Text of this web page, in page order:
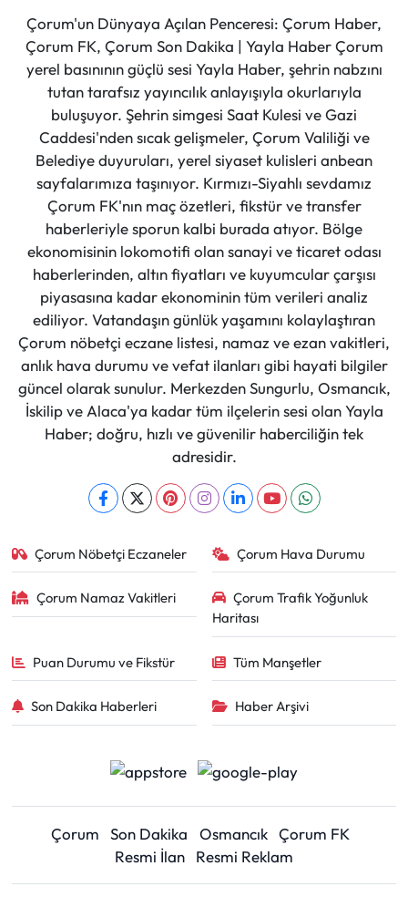
Çorum'un Dünyaya Açılan Penceresi: Çorum Haber,
Çorum FK, Çorum Son Dakika | Yayla Haber Çorum
yerel basınının güçlü sesi Yayla Haber, şehrin nabzını
tutan tarafsız yayıncılık anlayışıyla okurlarıyla
buluşuyor. Şehrin simgesi Saat Kulesi ve Gazi
Caddesi'nden sıcak gelişmeler, Çorum Valiliği ve
Belediye duyuruları, yerel siyaset kulisleri anbean
sayfalarımıza taşınıyor. Kırmızı-Siyahlı sevdamız
Çorum FK'nın maç özetleri, fikstür ve transfer
haberleriyle sporun kalbi burada atıyor. Bölge
ekonomisinin lokomotifi olan sanayi ve ticaret odası
haberlerinden, altın fiyatları ve kuyumcular çarşısı
piyasasına kadar ekonominin tüm verileri analiz
ediliyor. Vatandaşın günlük yaşamını kolaylaştıran
Çorum nöbetçi eczane listesi, namaz ve ezan vakitleri,
anlık hava durumu ve vefat ilanları gibi hayati bilgiler
güncel olarak sunulur. Merkezden Sungurlu, Osmancık,
İskilip ve Alaca'ya kadar tüm ilçelerin sesi olan Yayla
Haber; doğru, hızlı ve güvenilir haberciliğin tek
adresidir.
Çorum Nöbetçi Eczaneler Çorum Hava Durumu
Çorum Namaz Vakitleri
Çorum Trafik Yoğunluk
Haritası
Puan Durumu ve Fikstür Tüm Manşetler
Son Dakika Haberleri Haber Arşivi
Çorum Son Dakika Osmancık Çorum FK
Resmi İlan
Resmi Reklam